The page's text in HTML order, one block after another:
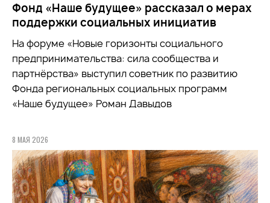
Фонд «Наше будущее» рассказал о мерах
поддержки социальных инициатив
На форуме «Новые горизонты социального
предпринимательства: сила сообщества и
партнёрства» выступил советник по развитию
Фонда региональных социальных программ
«Наше будущее» Роман Давыдов
8 МАЯ 2026